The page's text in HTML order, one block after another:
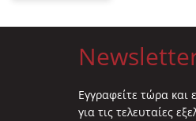
Eγγραφείτε τώρα και
για τις τελευταίες